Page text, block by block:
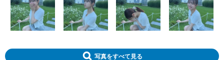
写真をすべて見る